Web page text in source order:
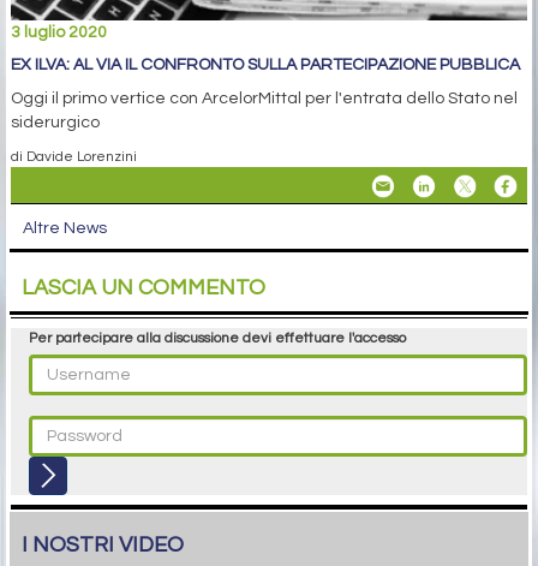
3 luglio 2020
EX ILVA: AL VIA IL CONFRONTO SULLA PARTECIPAZIONE PUBBLICA
Oggi il primo vertice con ArcelorMittal per l'entrata dello Stato nel
siderurgico
di Davide Lorenzini
Altre News
LASCIA UN COMMENTO
Per partecipare alla discussione devi effettuare l'accesso
I NOSTRI VIDEO